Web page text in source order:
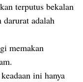
terputus bekalan
darurat adalah
memakan
ini hanya